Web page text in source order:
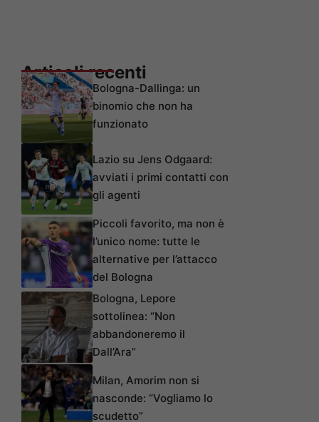
Articoli recenti
Bologna-Dallinga: un
binomio che non ha
funzionato
Lazio su Jens Odgaard:
avviati i primi contatti con
gli agenti
Piccoli favorito, ma non è
l’unico nome: tutte le
alternative per l’attacco
del Bologna
Bologna, Lepore
sottolinea: “Non
abbandoneremo il
Dall’Ara”
Milan, Amorim non si
nasconde: “Vogliamo lo
scudetto”